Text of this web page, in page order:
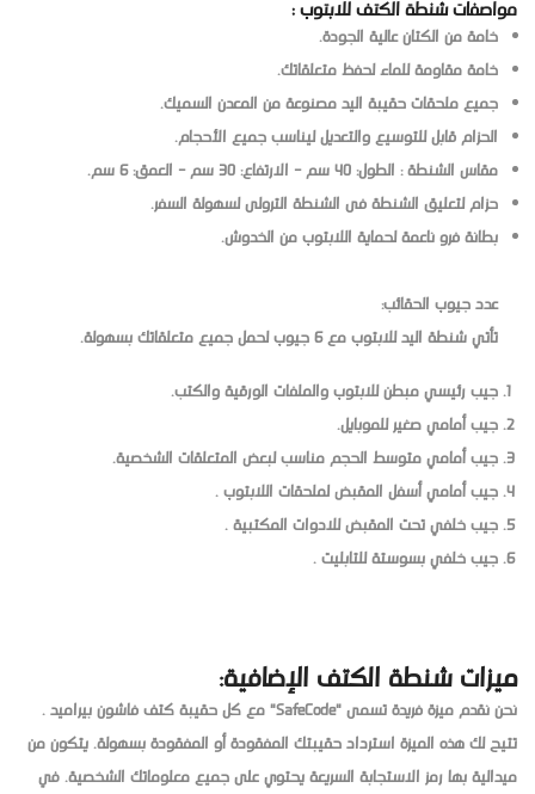
مواصفات شنطة الكتف للابتوب :
خامة من الكتان عالية الجودة.
خامة مقاومة للماء لحفظ متعلقاتك.
جميع ملحقات حقيبة اليد مصنوعة من المعدن السميك.
الحزام قابل للتوسيع والتعديل ليناسب جميع الأحجام.
مقاس الشنطة : الطول: 40 سم - الارتفاع: 30 سم - العمق: 6 سم.
حزام لتعليق الشنطة فى الشنطة الترولى لسهولة السفر.
بطانة فرو ناعمة لحماية اللابتوب من الخدوش.
عدد جيوب الحقائب:
تأتي شنطة اليد للابتوب مع 6 جيوب لحمل جميع متعلقاتك بسهولة.
جيب رئيسي مبطن للابتوب والملفات الورقية والكتب.
جيب أمامي صغير للموبايل.
جيب أمامي متوسط الحجم مناسب لبعض المتعلقات الشخصية.
جيب أمامي أسفل المقبض لملحقات اللابتوب .
جيب خلفي تحت المقبض للادوات المكتبية .
جيب خلفي بسوستة للتابليت .
ميزات شنطة الكتف الإضافية:
نحن نقدم ميزة فريدة تسمى "SafeCode" مع كل حقيبة كتف فاشون بيراميد .
تتيح لك هذه الميزة استرداد حقيبتك المفقودة أو المفقودة بسهولة. يتكون من
ميدالية بها رمز الاستجابة السريعة يحتوي على جميع معلوماتك الشخصية. في